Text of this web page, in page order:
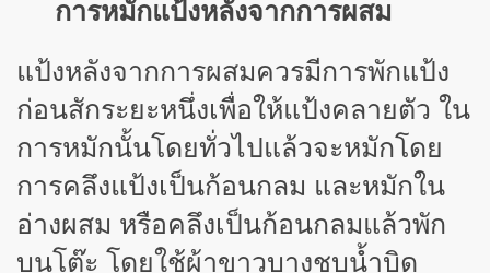
การหมักแป้งหลังจากการผสม
แป้งหลังจากการผสมควรมีการพักแป้ง
ก่อนสักระยะหนึ่งเพื่อให้แป้งคลายตัว ใน
การหมักนั้นโดยทั่วไปแล้วจะหมักโดย
การคลึงแป้งเป็นก้อนกลม และหมักใน
อ่างผสม หรือคลึงเป็นก้อนกลมแล้วพัก
บนโต๊ะ โดยใช้ผ้าขาวบางชุบน้ำบิด